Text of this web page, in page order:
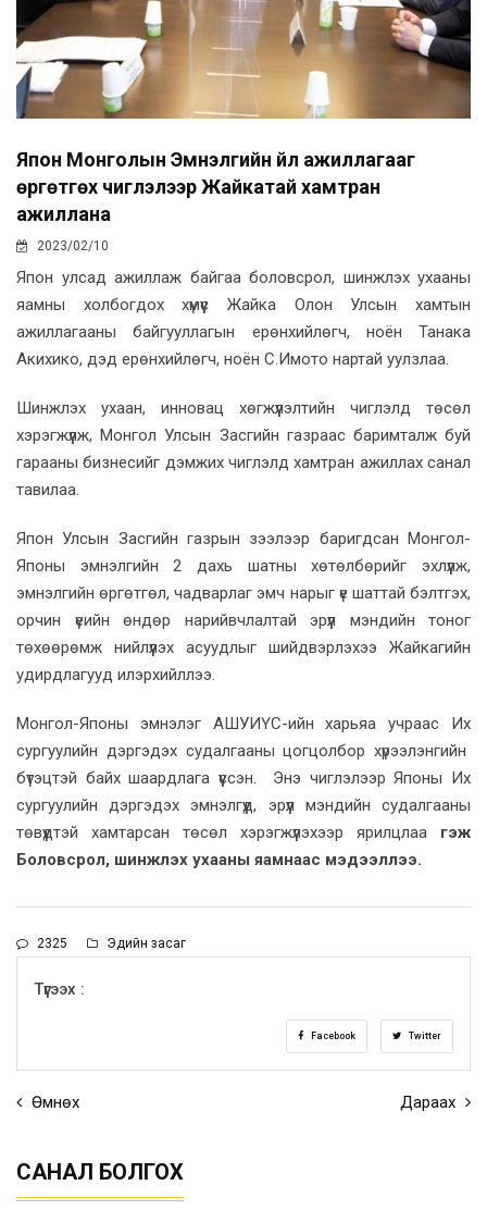
Япон Монголын Эмнэлгийн үйл ажиллагааг
өргөтгөх чиглэлээр Жайкатай хамтран
ажиллана
2023/02/10
Япон улсад ажиллаж байгаа боловсрол, шинжлэх ухааны
яамны холбогдох хүмүүс Жайка Олон Улсын хамтын
ажиллагааны байгууллагын ерөнхийлөгч, ноён Танака
Акихико, дэд ерөнхийлөгч, ноён С.Имото нартай уулзлаа.
Шинжлэх ухаан, инновац хөгжүүлэлтийн чиглэлд төсөл
хэрэгжүүлж, Монгол Улсын Засгийн газраас баримталж буй
гарааны бизнесийг дэмжих чиглэлд хамтран ажиллах санал
тавилаа.
Япон Улсын Засгийн газрын зээлээр баригдсан Монгол-
Японы эмнэлгийн 2 дахь шатны хөтөлбөрийг эхлүүлж,
эмнэлгийн өргөтгөл, чадварлаг эмч нарыг үе шаттай бэлтгэх,
орчин үеийн өндөр нарийвчлалтай эрүүл мэндийн тоног
төхөөрөмж нийлүүлэх асуудлыг шийдвэрлэхээ Жайкагийн
удирдлагууд илэрхийллээ.
Монгол-Японы эмнэлэг АШУИҮС-ийн харьяа учраас Их
сургуулийн дэргэдэх судалгааны цогцолбор хүрээлэнгийн
бүтэцтэй байх шаардлага үүссэн. Энэ чиглэлээр Японы Их
сургуулийн дэргэдэх эмнэлгүүд, эрүүл мэндийн судалгааны
төвүүдтэй хамтарсан төсөл хэрэгжүүлэхээр ярилцлаа гэж
Боловсрол, шинжлэх ухааны яамнаас мэдээллээ.
2325 Эдийн засаг
Түгээх :
Facebook Twitter
Өмнөх Дараах
САНАЛ БОЛГОХ